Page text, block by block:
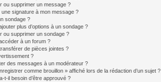
ou supprimer un message ?
signature à mon message ?
sondage ?
plus d’options à un sondage ?
ou supprimer un sondage ?
à un forum ?
de pièces jointes ?
?
des messages à un modérateur ?
comme brouillon » affiché lors de la rédaction d’un sujet ?
t-il besoin d’être approuvé ?